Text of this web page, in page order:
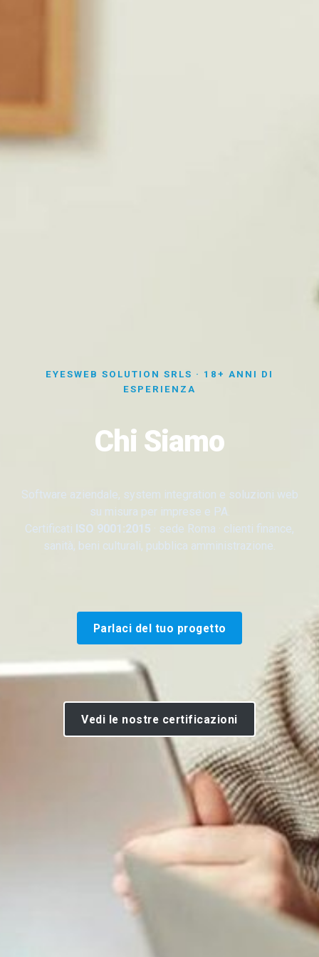
EYESWEB SOLUTION SRLS · 18+ ANNI DI
ESPERIENZA
Chi Siamo
Software aziendale, system integration e soluzioni web
su misura per imprese e PA.
Certificati ISO 9001:2015 · sede Roma · clienti finance,
sanità, beni culturali, pubblica amministrazione.
Parlaci del tuo progetto
Vedi le nostre certificazioni